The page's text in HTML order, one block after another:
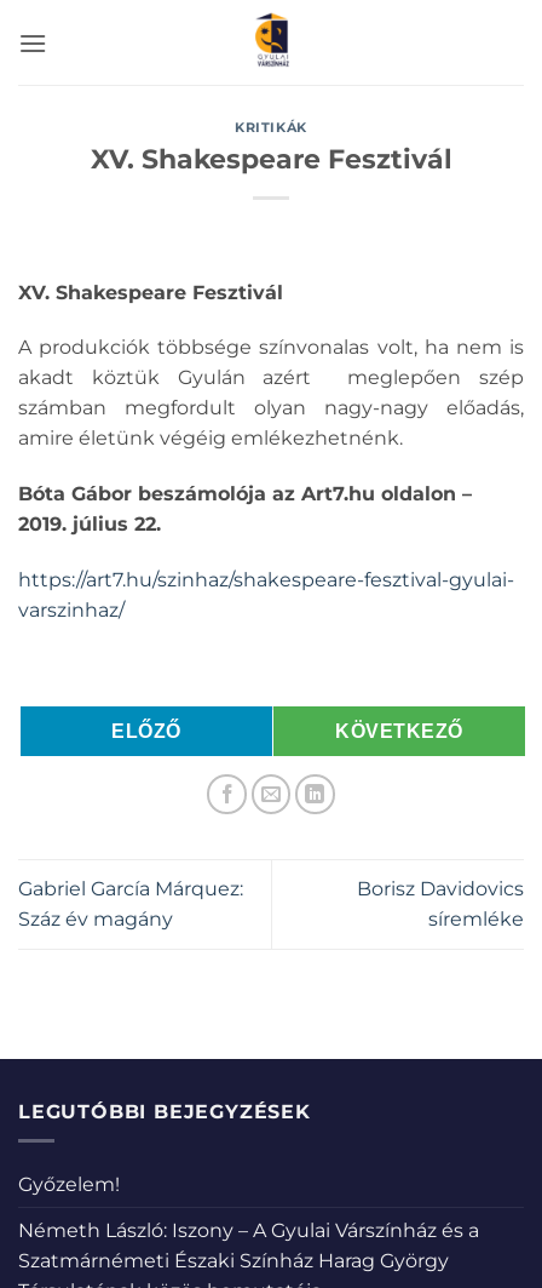
KRITIKÁK
XV. Shakespeare Fesztivál
XV. Shakespeare Fesztivál
A produkciók többsége színvonalas volt, ha nem is
akadt köztük Gyulán azért meglepően szép
számban megfordult olyan nagy-nagy előadás,
amire életünk végéig emlékezhetnénk.
Bóta Gábor beszámolója az Art7.hu oldalon –
2019. július 22.
https://art7.hu/szinhaz/shakespeare-fesztival-gyulai-
varszinhaz/
ELŐZŐ KÖVETKEZŐ
Gabriel García Márquez:
Száz év magány
Borisz Davidovics
síremléke
LEGUTÓBBI BEJEGYZÉSEK
Győzelem!
Németh László: Iszony – A Gyulai Várszínház és a
Szatmárnémeti Északi Színház Harag György